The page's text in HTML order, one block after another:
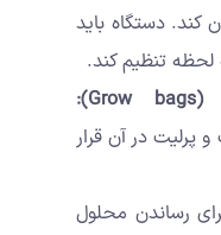
کند. دستگاه باید
تنظیم کند.
(
Grow bags
):
پرلیت در آن قرار
رساندن محلول